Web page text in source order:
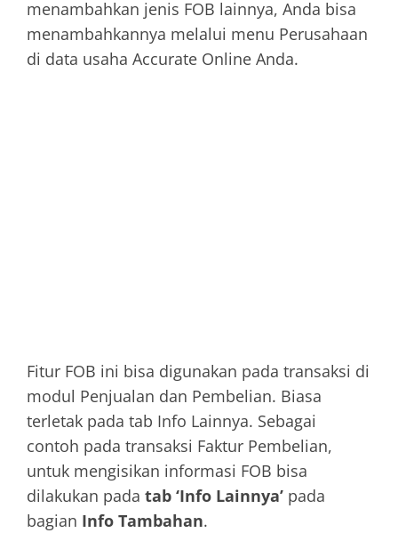
menambahkan jenis FOB lainnya, Anda bisa
menambahkannya melalui menu Perusahaan
di data usaha Accurate Online Anda.
Fitur FOB ini bisa digunakan pada transaksi di
modul Penjualan dan Pembelian. Biasa
terletak pada tab Info Lainnya. Sebagai
contoh pada transaksi Faktur Pembelian,
untuk mengisikan informasi FOB bisa
dilakukan pada tab ‘Info Lainnya’ pada
bagian Info Tambahan.